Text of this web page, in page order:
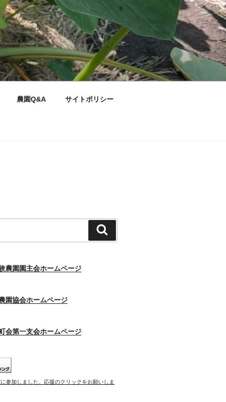
農園Q&A サイトポリシー
索
農園園主会ホームページ
園協会ホームページ
会第一支会ホームページ
参加しました。応援のクリックをお願いしま